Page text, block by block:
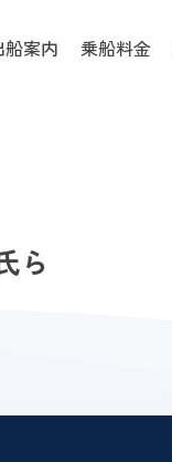
船案内 乗船料金
ら